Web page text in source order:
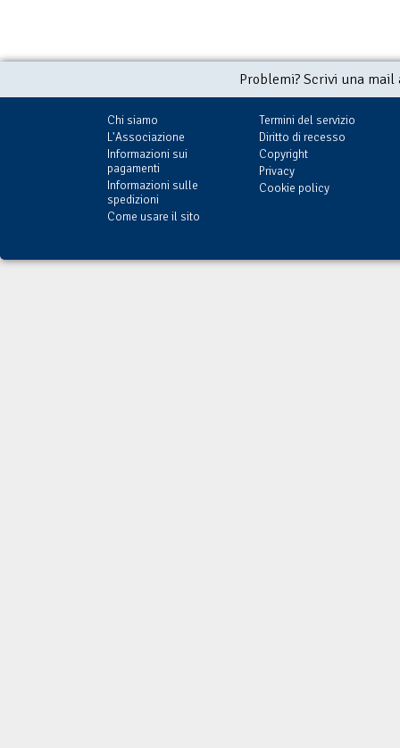
Problemi? Scrivi una
Chi siamo
L'Associazione
Informazioni sui
pagamenti
Informazioni sulle
spedizioni
Come usare il sito
Termini del servizio
Diritto di recesso
Copyright
Privacy
Cookie policy